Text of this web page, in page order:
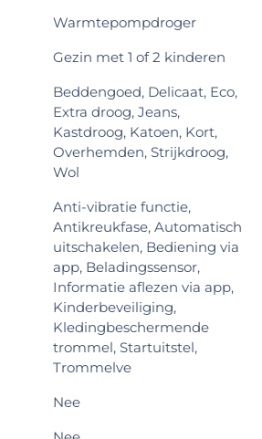
Warmtepompdroger
Gezin met 1 of 2 kinderen
Beddengoed, Delicaat, Eco,
Extra droog, Jeans,
Kastdroog, Katoen, Kort,
Overhemden, Strijkdroog,
Wol
Anti-vibratie functie,
Antikreukfase, Automatisch
uitschakelen, Bediening via
app, Beladingssensor,
Informatie aflezen via app,
Kinderbeveiliging,
Kledingbeschermende
trommel, Startuitstel,
Trommelve
Nee